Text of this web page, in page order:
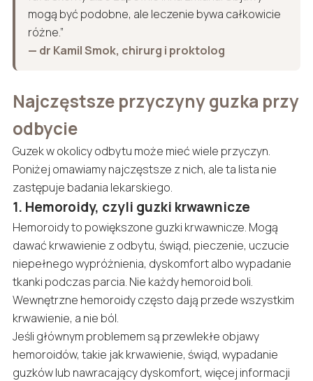
mogą być podobne, ale leczenie bywa całkowicie
różne.”
— dr Kamil Smok, chirurg i proktolog
Najczęstsze przyczyny guzka przy
odbycie
Guzek w okolicy odbytu może mieć wiele przyczyn.
Poniżej omawiamy najczęstsze z nich, ale ta lista nie
zastępuje badania lekarskiego.
1. Hemoroidy, czyli guzki krwawnicze
Hemoroidy to powiększone guzki krwawnicze. Mogą
dawać krwawienie z odbytu, świąd, pieczenie, uczucie
niepełnego wypróżnienia, dyskomfort albo wypadanie
tkanki podczas parcia. Nie każdy hemoroid boli.
Wewnętrzne hemoroidy często dają przede wszystkim
krwawienie, a nie ból.
Jeśli głównym problemem są przewlekłe objawy
hemoroidów, takie jak krwawienie, świąd, wypadanie
guzków lub nawracający dyskomfort, więcej informacji